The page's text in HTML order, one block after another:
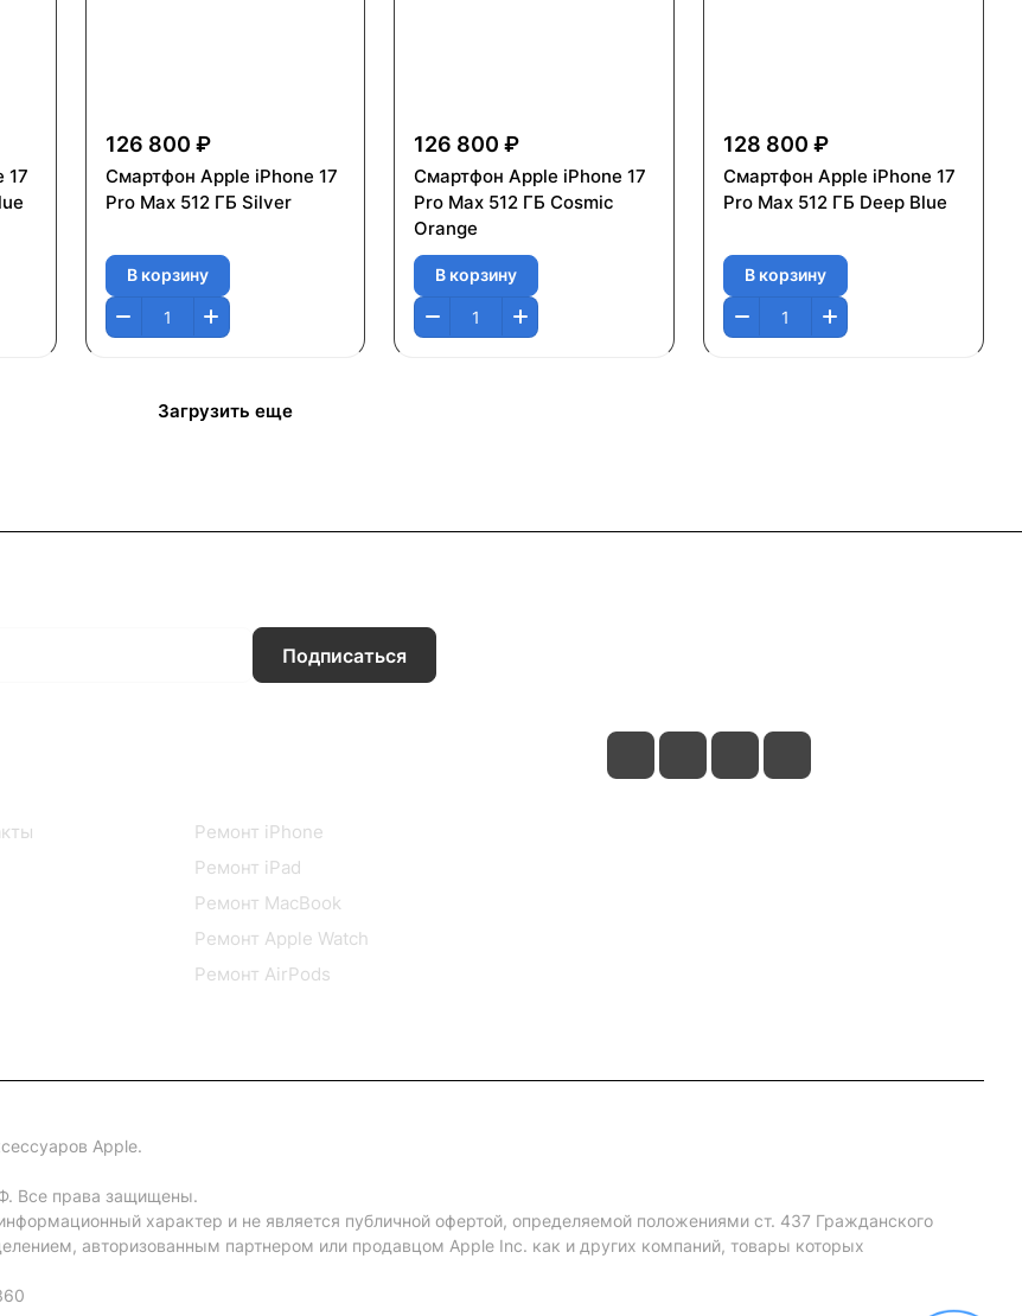
17
126 800 ₽
Смартфон Apple iPhone 17
Pro Max 512 ГБ Silver
В корзину
126 800 ₽
Смартфон Apple iPhone 17
Pro Max 512 ГБ Cosmic
Orange
В корзину
128 800 ₽
Смартфон Apple iPhone 17
Pro Max 512 ГБ Deep Blue
В корзину
Загрузить еще
Подписаться
Ремонт iPhone
Ремонт iPad
Ремонт MacBook
Ремонт Apple Watch
Ремонт AirPods
Apple.
Все права защищены.
характер и не является публичной офертой, определяемой положениями ст. 437 Гражданского
авторизованным партнером или продавцом Apple Inc. как и других компаний, товары которых